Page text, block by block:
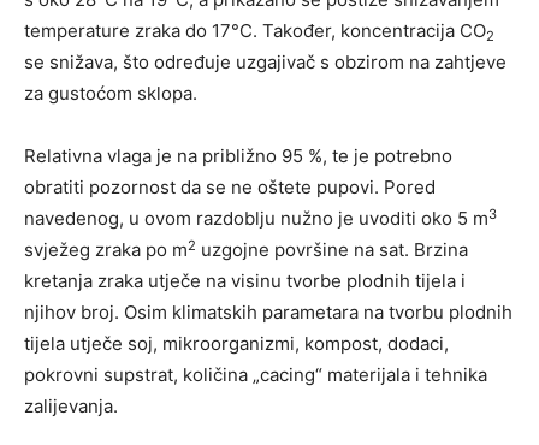
temperature zraka do 17°C. Također, koncentracija CO2
se snižava, što određuje uzgajivač s obzirom na zahtjeve
za gustoćom sklopa.
Relativna vlaga je na približno 95 %, te je potrebno
obratiti pozornost da se ne oštete pupovi. Pored
navedenog, u ovom razdoblju nužno je uvoditi oko 5 m3
svježeg zraka po m2 uzgojne površine na sat. Brzina
kretanja zraka utječe na visinu tvorbe plodnih tijela i
njihov broj. Osim klimatskih parametara na tvorbu plodnih
tijela utječe soj, mikroorganizmi, kompost, dodaci,
pokrovni supstrat, količina „cacing“ materijala i tehnika
zalijevanja.